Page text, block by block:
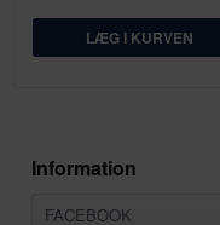
Information
FACEBOOK